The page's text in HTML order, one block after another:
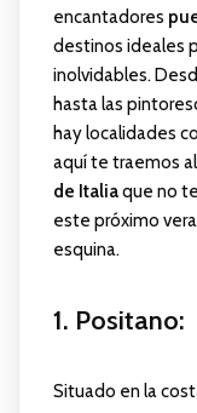
encantadores
destinos ideales
inolvidables.
hasta las
hay localidades
aquí te traemos
de Italiaque no
este próximo
esquina.
1. Positano:
Situado en la